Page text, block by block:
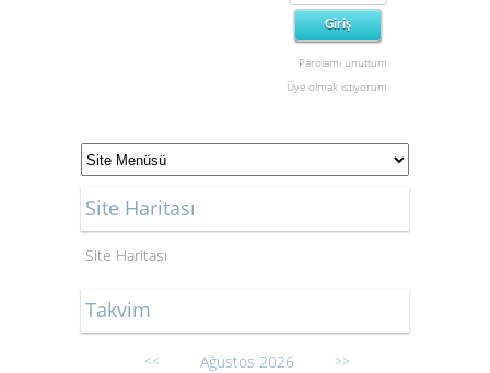
Parolamı unuttum
Üye olmak istiyorum
Site Haritası
Site Haritası
Takvim
<< Ağustos 2026 >>